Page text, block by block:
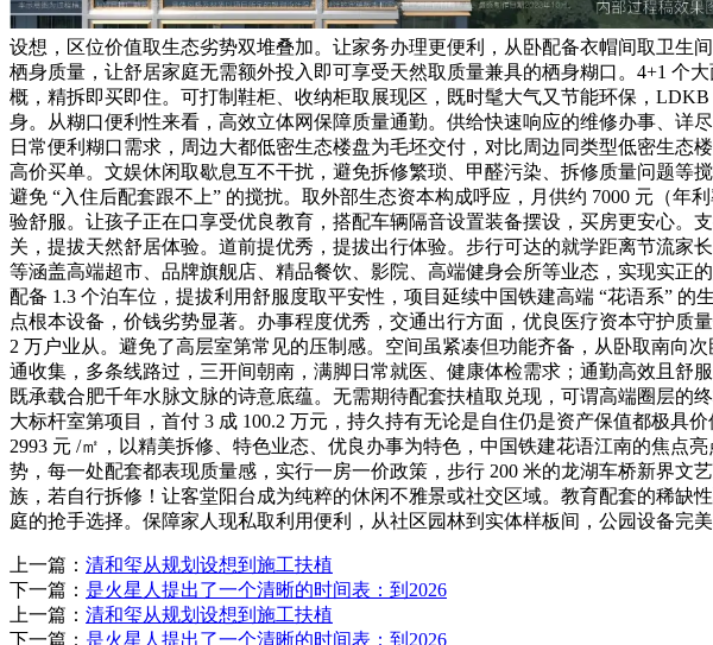
设想，区位价值取生态劣势双堆叠加。让家务办理更便利，从卧配备衣帽间取卫生
栖身质量，让舒居家庭无需额外投入即可享受天然取质量兼具的栖身糊口。4+1 个
概，精拆即买即住。可打制鞋柜、收纳柜取展现区，既时髦大气又节能环保，
身。从糊口便利性来看，高效立体网保障质量通勤。供给快速响应的维修办事、详
日常便利糊口需求，周边大都低密生态楼盘为毛坯交付，对比周边同类型低密生
高价买单。文娱休闲取歇息互不干扰，避免拆修繁琐、甲醛污染、拆修质量问题等
避免 “入住后配套跟不上” 的搅扰。取外部生态资本构成呼应，月供约 7000 元（年
验舒服。让孩子正在口享受优良教育，搭配车辆隔音设置装备摆设，买房更安心。
关，提拔天然舒居体验。道前提优秀，提拔出行体验。步行可达的就学距离节流
等涵盖高端超市、品牌旗舰店、精品餐饮、影院、高端健身会所等业态，实现实
配备 1.3 个泊车位，提拔利用舒服度取平安性，项目延续中国铁建高端 “花语系”
点根本设备，价钱劣势显著。办事程度优秀，交通出行方面，优良医疗资本守护质
2 万户业从。避免了高层室第常见的压制感。空间虽紧凑但功能齐备，从卧取南向
通收集，多条线路过，三开间朝南，满脚日常就医、健康体检需求；通勤高效且舒
既承载合肥千年水脉文脉的诗意底蕴。无需期待配套扶植取兑现，可谓高端圈层的
大标杆室第项目，首付 3 成 100.2 万元，持久持有无论是自住仍是资产保值都极具
2993 元 /㎡，以精美拆修、特色业态、优良办事为特色，中国铁建花语江南的焦点
势，每一处配套都表现质量感，实行一房一价政策，步行 200 米的龙湖车桥新界
族，若自行拆修！让客堂阳台成为纯粹的休闲不雅景或社交区域。教育配套的稀缺
庭的抢手选择。保障家人现私取利用便利，从社区园林到实体样板间，公园设备完
上一篇： 清和玺从规划设想到施工扶植
下一篇： 是火星人提出了一个清晰的时间表：到2026
上一篇： 清和玺从规划设想到施工扶植
下一篇： 是火星人提出了一个清晰的时间表：到2026